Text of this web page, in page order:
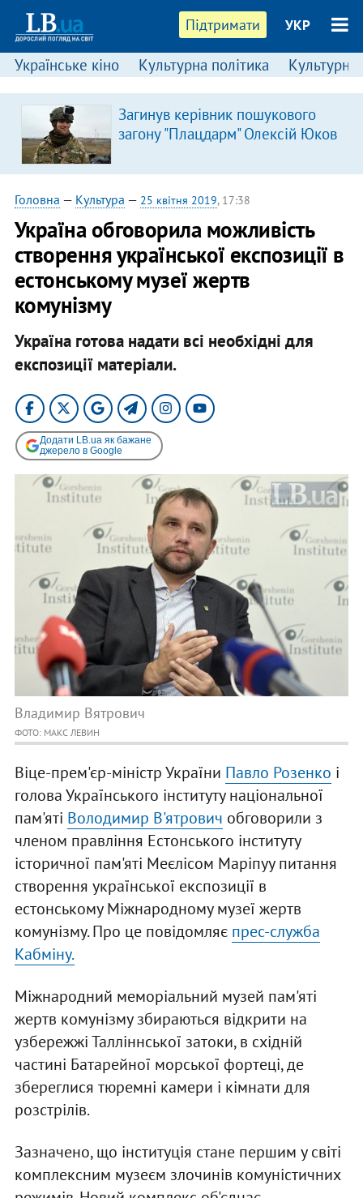
Підтримати УКР
Українське кіно Культурна політика Культурні
Загинув керівник пошукового
загону "Плацдарм" Олексій Юков
Головна — Культура — 25 квітня 2019, 17:38
Україна обговорила можливість
створення української експозиції в
естонському музеї жертв
комунізму
Україна готова надати всі необхідні для
експозиції матеріали.
Додати LB.ua як бажане
джерело в Google
Владимир Вятрович
ФОТО: МАКС ЛЕВИН
Віце-прем'єр-міністр України Павло Розенко і
голова Українського інституту національної
пам'яті Володимир В'ятрович обговорили з
членом правління Естонського інституту
історичної пам'яті Меєлісом Маріпуу питання
створення української експозиції в
естонському Міжнародному музеї жертв
комунізму. Про це повідомляє прес-служба
Кабміну.
Міжнародний меморіальний музей пам'яті
жертв комунізму збираються відкрити на
узбережжі Талліннської затоки, в східній
частині Батарейної морської фортеці, де
збереглися тюремні камери і кімнати для
розстрілів.
Зазначено, що інституція стане першим у світі
комплексним музеєм злочинів комуністичних